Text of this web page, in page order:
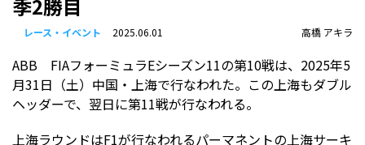
季2勝目
レース・イベント 2025.06.01 高橋 アキラ
ABB FIAフォーミュラEシーズン11の第10戦は、2025年5
月31日（土）中国・上海で行なわれた。この上海もダブル
ヘッダーで、翌日に第11戦が行なわれる。
上海ラウンドはF1が行なわれるパーマネントの上海サーキ